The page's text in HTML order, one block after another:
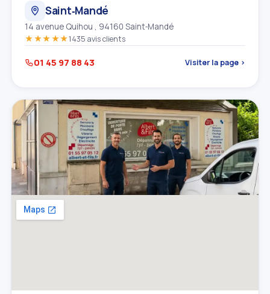
Saint‑Mandé
14 avenue Quihou , 94160 Saint‑Mandé
★★★★★1435 avis clients
01 45 97 88 43 Visiter la page ›